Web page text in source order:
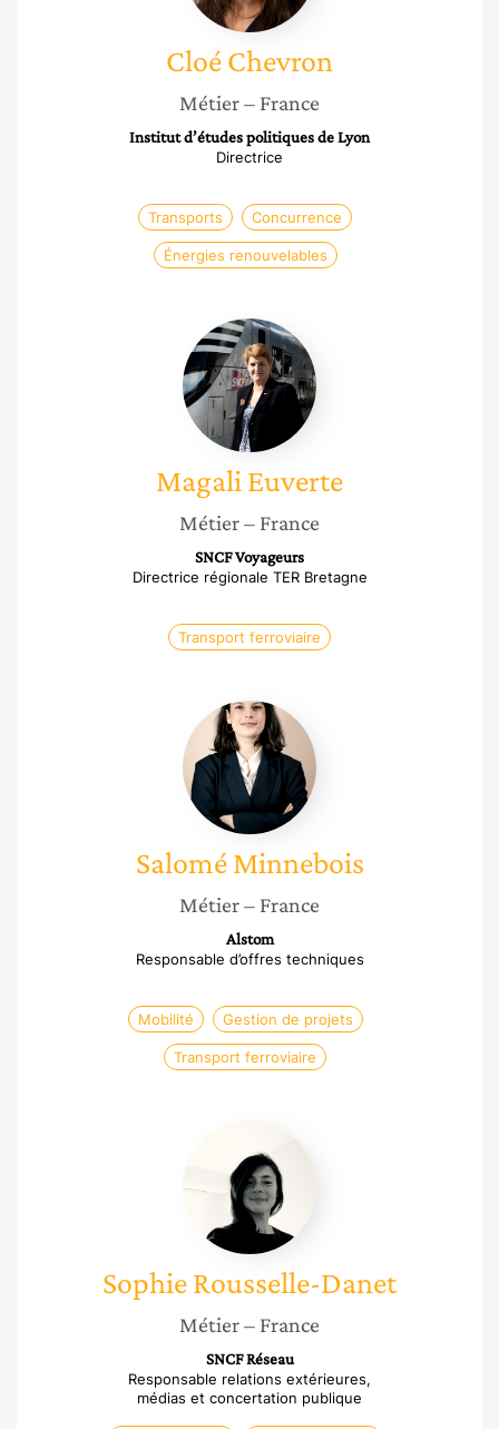
CloéChevron
Métier– France
Institut d’études politiques de Lyon
Directrice
Transports Concurrence
Énergies renouvelables
Magali
Euverte
MagaliEuverte
Métier– France
SNCF Voyageurs
Directrice régionale TER Bretagne
Transport ferroviaire
Salomé
Minnebois
Salomé Minnebois
Métier– France
Alstom
Responsable d’offres techniques
Mobilité Gestion de projets
Transport ferroviaire
Rousselle-
Danet
SophieRousselle-Danet
Métier– France
SNCF Réseau
Responsable relations extérieures,
médias et concertation publique